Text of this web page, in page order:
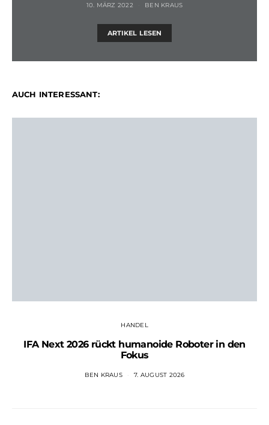
10. MÄRZ 2022 BEN KRAUS
ARTIKEL LESEN
AUCH INTERESSANT:
HANDEL
IFA Next 2026 rückt humanoide Roboter in den
Fokus
BEN KRAUS 7. AUGUST 2026